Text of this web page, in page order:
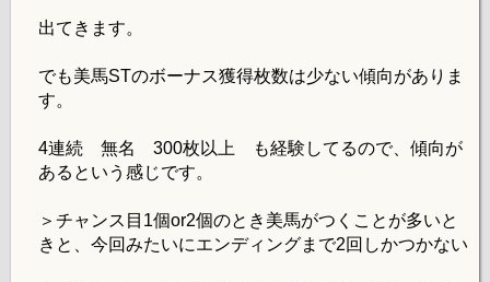
出てきます。
でも美馬STのボーナス獲得枚数は少ない傾向がありま
す。
4連続 無名 300枚以上 も経験してるので、傾向が
あるという感じです。
＞チャンス目1個or2個のとき美馬がつくことが多いと
きと、今回みたいにエンディングまで2回しかつかない